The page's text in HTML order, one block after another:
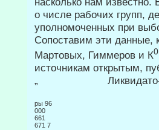
о числе рабочих групп,
уполномоченных при
Сопоставим эти данные,
Мартовых, Гиммеров и К0
источникам открытым,
„
ры 96
000
661
671 7